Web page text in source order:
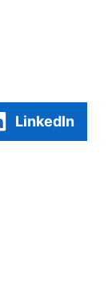
LinkedIn